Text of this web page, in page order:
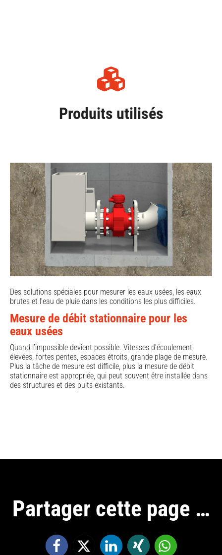
Produits utilisés
Des solutions spéciales pour mesurer les eaux usées, les eaux
brutes et l'eau de pluie dans les conditions les plus difficiles.
Mesure de débit stationnaire pour les
eaux usées
Quand l’impossible devient possible. Vitesses d’écoulement
élevées, fortes pentes, espaces étroits, grande plage de mesure.
Plus la tâche de mesure est difficile, plus la mesure de débit
stationnaire est appropriée, qui peut souvent être installée dans
des structures et des puits existants.
Partager cette page …